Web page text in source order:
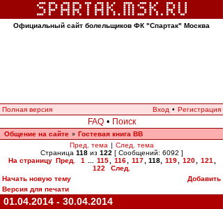
Официальный сайт болельщиков ФК "Спартак" Москва
Полная версия Вход • Регистрация
FAQ • Поиск
Общение на сайте » Гостевая книга ВВ
Пред. тема | След. тема
Страница 118из 122 [ Сообщений: 6092 ]
На страницу Пред. 1 115 116 117 118, 119 120 121
122
След.
Начать новую тему
Добавить
Версия для печати
01.04.2014 - 30.04.2014